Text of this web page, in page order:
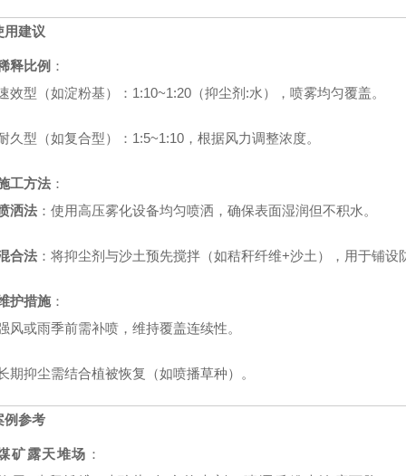
用建议
释比例 ：
效型（如淀粉基）：1:10~1:20（抑尘剂:水），喷雾均匀覆盖。
久型（如复合型）：1:5~1:10，根据风力调整浓度。
工方法 ：
洒法 ：使用高压雾化设备均匀喷洒，确保表面湿润但不积水。
合法 ：将抑尘剂与沙土预先搅拌（如秸秆纤维+沙土），用于铺设
护措施：
风或雨季前需补喷，维持覆盖连续性。
期抑尘需结合植被恢复（如喷播草种）。
例参考
矿露天堆场 ：